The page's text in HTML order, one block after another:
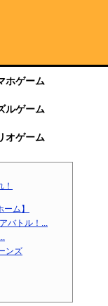
ホゲーム
ルゲーム
オゲーム
ム】
バトル！...
ンズ